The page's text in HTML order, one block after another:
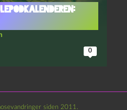
0
siden 2011.